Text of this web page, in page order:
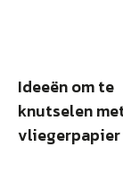
Ideeën om te
knutselen
vliegerpapier